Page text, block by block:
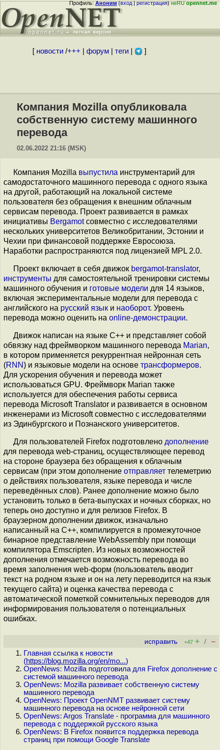
Профиль:Аноним(вход|регистрация)неRUopennet.me
[ новости/+++ форум| теги| ]
Компания Mozilla опубликовала
собственную систему машинного
перевода
02.06.2022 21:16 (MSK)
Компания Mozilla выпустила инструментарий для
самодостаточного машинного перевода с одного языка
на другой, работающий на локальной системе
пользователя без обращения к внешним облачным
сервисам перевода. Проект развивается в рамках
инициативы Bergamotсовместно с исследователями
нескольких университетов Великобритании, Эстонии и
Чехии при финансовой поддержке Евросоюза.
Наработки распространяются под лицензией MPL 2.0.
Проект включает в себя движок bergamot-translator,
инструменты для самостоятельной тренировки системы
машинного обучения и готовые модели для 14 языков,
включая экспериментальные модели для перевода с
английского на русский язык и наоборот. Уровень
перевода можно оценить на online-демонстрации.
Движок написан на языке C++ и представляет собой
обвязку над фреймворком машинного перевода Marian,
в котором применяется рекуррентная нейронная сеть
(RNN) и языковые модели на основе трансформеров.
Для ускорения обучения и перевода может
использоваться GPU. Фреймворк Marian также
используется для обеспечения работы сервиса
перевода Microsoft Translator и развивается в основном
инженерами из Microsoft совместно с исследователями
из Эдинбургского и Познанского университетов.
Для пользователей Firefox подготовлено дополнение
для перевода web-страниц, осуществляющее перевод
на стороне браузера без обращения к облачным
сервисам (при этом дополнение отправляет телеметрию
о действиях пользователя, языке перевода и числе
переведённых слов). Ранее дополнение можно было
установить только в бета-выпусках и ночных сборках, но
теперь оно доступно и для релизов Firefox. В
браузерном дополнении движок, изначально
написанный на С++, компилируется в промежуточное
бинарное представление WebAssembly при помощи
компилятора Emscripten. Из новых возможностей
дополнения отмечается возможность перевода во
время заполнения web-форм (пользователь вводит
текст на родном языке и он на лету переводится на язык
текущего сайта) и оценка качества перевода с
автоматической пометкой сомнительных переводов для
информирования пользователя о потенциальных
ошибках.
исправить +47 + / –
Главная ссылка к новости
(https://blog.mozilla.org/en/mo...)
OpenNews: Mozilla подготовила для Firefox дополнение с
системой машинного перевода
OpenNews: Mozilla развивает собственную систему
машинного перевода
OpenNews: Проект OpenNMT развивает систему
машинного перевода на основе нейронной сети
OpenNews: Argos Translate - программа для машинного
перевода с поддержкой русского языка
OpenNews: В Firefox появится поддержка перевода
страниц при помощи Google Translate